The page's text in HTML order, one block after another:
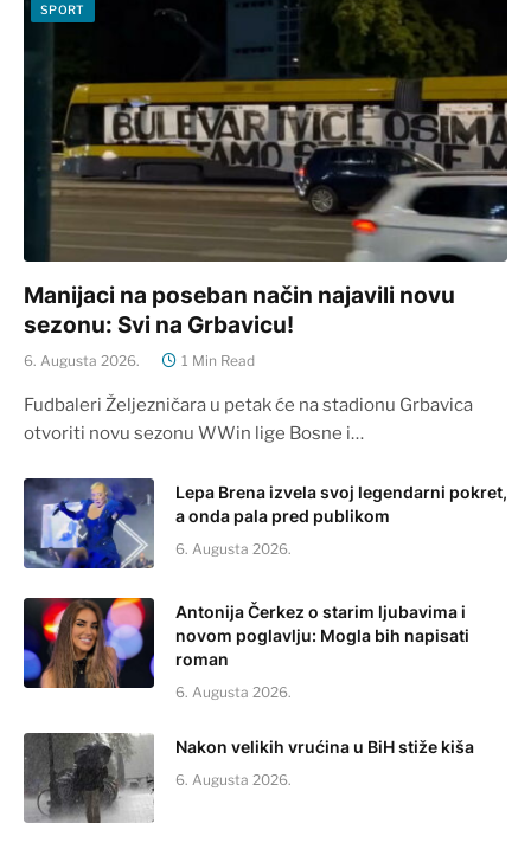
SPORT
Manijaci na poseban način najavili novu
sezonu: Svi na Grbavicu!
6. Augusta 2026. 1 Min Read
Fudbaleri Željezničara u petak će na stadionu Grbavica
otvoriti novu sezonu WWin lige Bosne i…
Lepa Brena izvela svoj legendarni pokret,
a onda pala pred publikom
6. Augusta 2026.
Antonija Čerkez o starim ljubavima i
novom poglavlju: Mogla bih napisati
roman
6. Augusta 2026.
Nakon velikih vrućina u BiH stiže kiša
6. Augusta 2026.